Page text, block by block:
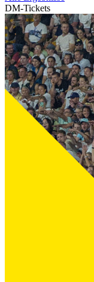
DM-Tickets